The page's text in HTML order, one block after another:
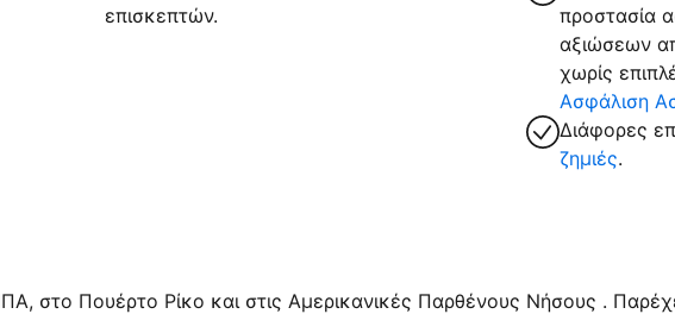
επισκεπτών.
προστασία
αξιώσεων
χωρίς
Ασφάλιση
Διάφορες
ζημιές.
στο Πουέρτο Ρίκο και στις Αμερικανικές Παρθένους Νήσους .